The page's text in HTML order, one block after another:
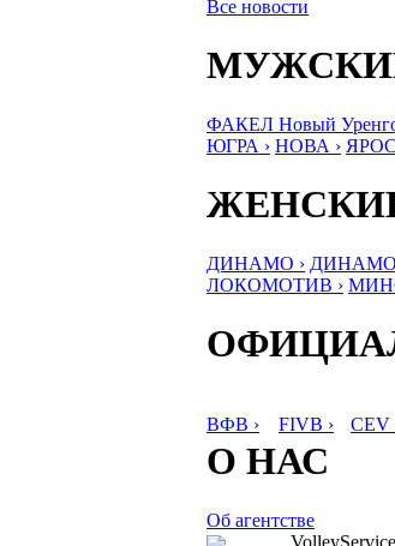
Все новости
ФАКЕЛ Новый
ЮГРА › НОВА ›
ДИНАМО ›
ЛОКОМОТИВ ›
ВФВ › FIVB › CEV
О НАС
Об агентстве